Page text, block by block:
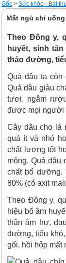
Gốc > Sức khỏe - Bài
Mất ngủ chỉ
Theo Đông y,
huyết, sinh
tháo đường,
Quả dâu ta
Quả dâu giàu
tươi, ngâm
được mọi người
Cây dâu cho lá
quả ít và nhỏ
chất lượng tốt
mỏng. Quả dâu
chất bổ dưỡng.
80% (có axit
Theo Đông y,
hiệu bổ âm
thận âm hư,
đường, tiểu
gối, hồi hộp mất